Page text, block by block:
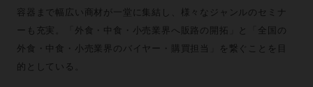
容器まで幅広い商材が一堂に集結し、様々なジャンルのセミナ
ーも充実。「外食・中食・小売業界へ販路の開拓」と「全国の
外食・中食・小売業界のバイヤー・購買担当」を繋ぐことを目
的としている。